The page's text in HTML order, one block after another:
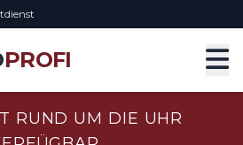
PROFI
RUND UM DIE UHR